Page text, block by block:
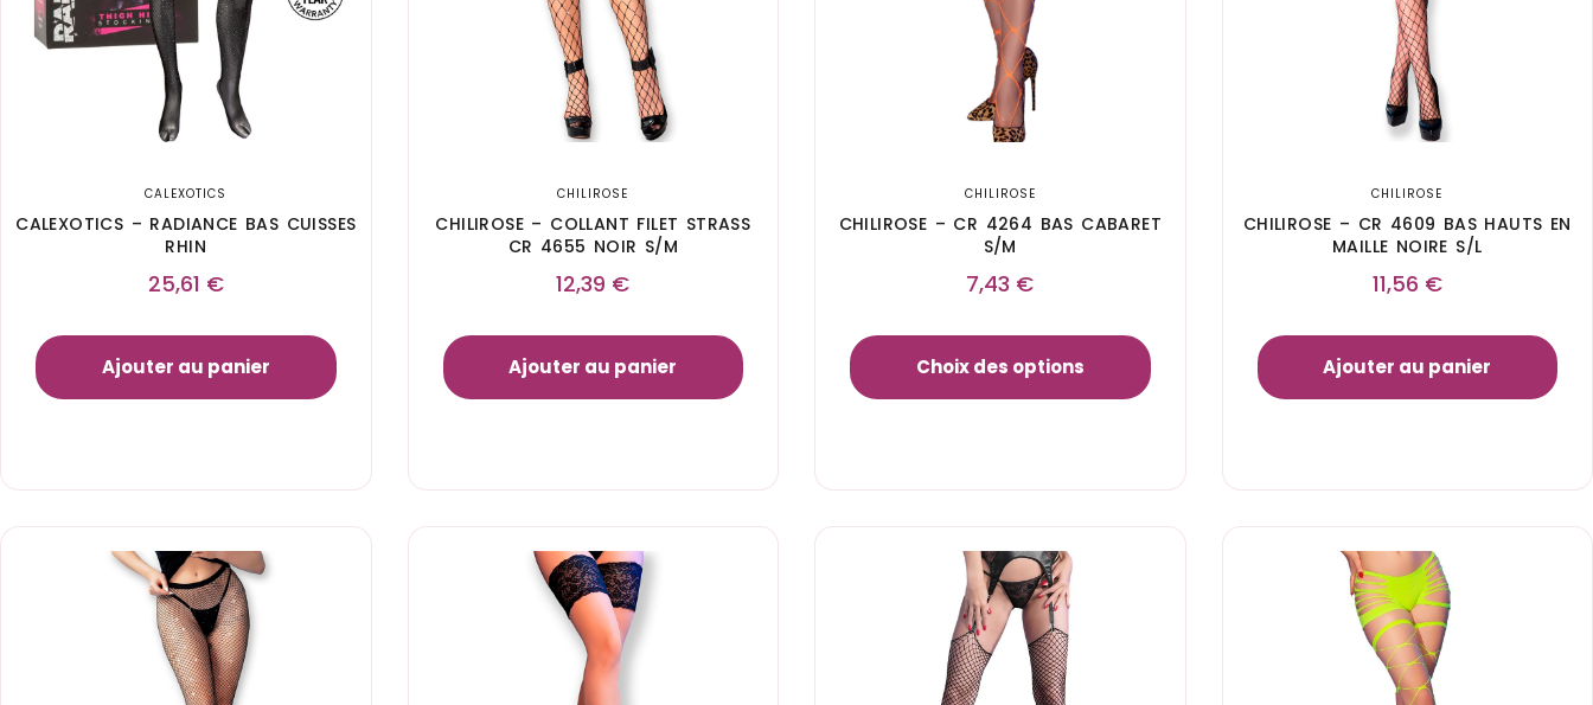
CALEXOTICS
CALEXOTICS – RADIANCE BAS CUISSES
RHIN
25,61 €
Ajouter au panier
CHILIROSE
CHILIROSE – COLLANT FILET STRASS
CR 4655 NOIR S/M
12,39 €
Ajouter au panier
CHILIROSE
CHILIROSE – CR 4264 BAS CABARET
S/M
7,43 €
Choix des options
CHILIROSE
CHILIROSE – CR 4609 BAS HAUTS EN
MAILLE NOIRE S/L
11,56 €
Ajouter au panier